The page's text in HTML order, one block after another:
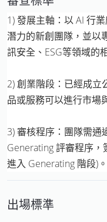
1) 發展主軸：以 AI 行
潛力的新創團隊，並以
訊安全、ESG等領域的
2) 創業階段：已經成立
品或服務可以進行市場
3) 審核程序：團隊需通
Generating 評審程序，
進入 Generating 階段)。
出場標準